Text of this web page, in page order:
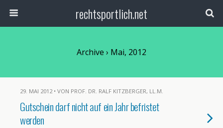
rechtsportlich.net
Archive › Mai, 2012
29. MAI 2012 • VON PROF. DR. RALF KITZBERGER, LL.M.
Gutschein darf nicht auf ein Jahr befristet
werden